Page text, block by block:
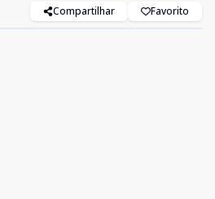
Compartilhar Favorito